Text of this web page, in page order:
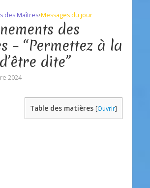
des Maîtres•Messages du jour
des
– “Permettez à la
dite”
2024
Table des matières [Ouvrir]